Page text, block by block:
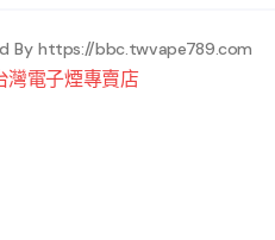
By https://bbc.twvape789.com
灣電子煙專賣店